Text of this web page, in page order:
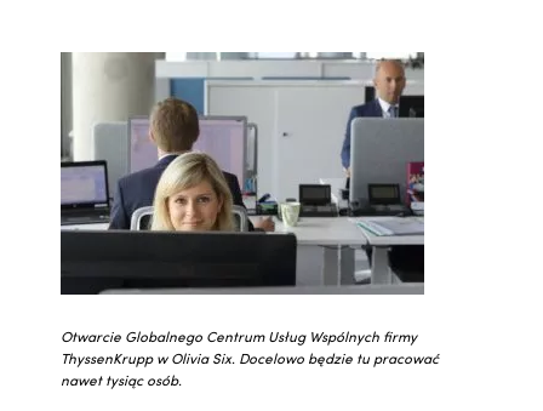
Otwarcie Globalnego Centrum Usług Wspólnych firmy
ThyssenKrupp w Olivia Six. Docelowo będzie tu pracować
nawet tysiąc osób.